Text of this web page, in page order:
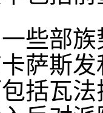
部族
萨斯
括瓦